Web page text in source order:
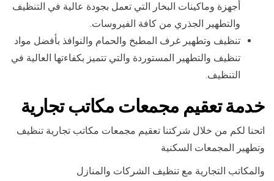
أجهزة وماكينات البخار التي تعمل بجودة عالية في التنظيف
والتطهير الجذري من كافة الفيروسات.
تنظيف وتطهير غرف المطبخ والحمام والنوافذ بأفضل مواد
تنظيف والتطهير المستوردة والتي تتميز بكفاءتها العالية في
التنظيف.
خدمة تعقيم مجمعات مكاتب تجارية
اتحنا لكم من خلال شركتنا تعقيم مجمعات مكاتب تجارية تنظيف
وتطهير المجمعات السكنية
والمكاتب التجارية مع تنظيف الشركات والمنازل